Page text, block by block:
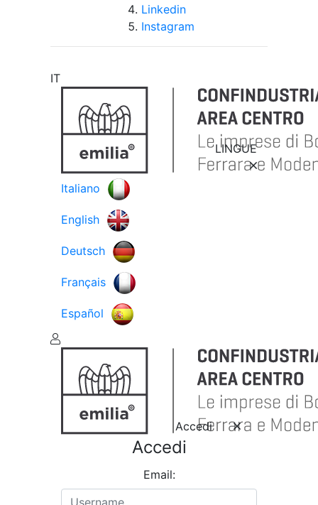
Linkedin
Instagram
IT
LINGUE
Italiano
English
Deutsch
Français
Español
Accedi
Accedi
Email: